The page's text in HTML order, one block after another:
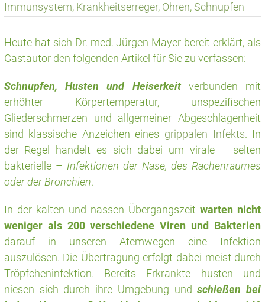
Immunsystem, Krankheitserreger, Ohren, Schnupfen
Heute hat sich Dr. med. Jürgen Mayer bereit erklärt, als
Gastautor den folgenden Artikel für Sie zu verfassen:
Schnupfen, Husten und Heiserkeitverbunden mit
erhöhter Körpertemperatur, unspezifischen
Gliederschmerzen und allgemeiner Abgeschlagenheit
sind klassische Anzeichen eines grippalen Infekts. In
der Regel handelt es sich dabei um virale – selten
bakterielle – Infektionen der Nase, des Rachenraumes
oder der Bronchien.
In der kalten und nassen Übergangszeitwarten nicht
weniger als 200 verschiedene Viren und Bakterien
darauf in unseren Atemwegen eine Infektion
auszulösen. Die Übertragung erfolgt dabei meist durch
Tröpfcheninfektion. Bereits Erkrankte husten und
niesen sich durch ihre Umgebung undschießen bei